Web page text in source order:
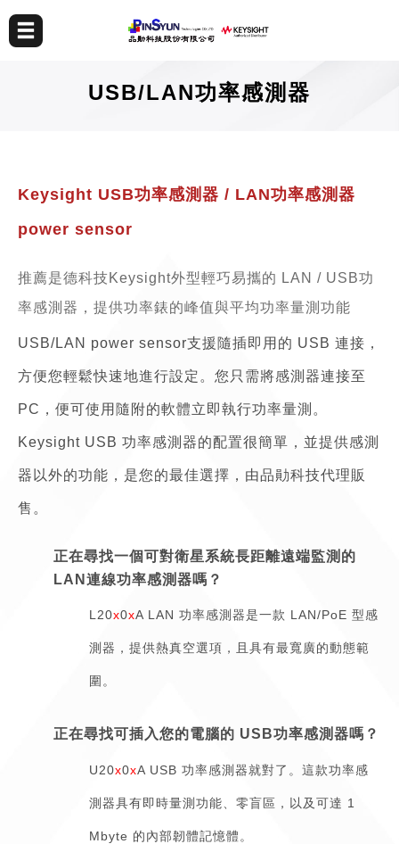
USB/LAN功率感測器
Keysight USB功率感測器 / LAN功率感測器
power sensor
推薦是德科技Keysight外型輕巧易攜的 LAN / USB功
率感測器，提供功率錶的峰值與平均功率量測功能
USB/LAN power sensor支援隨插即用的 USB 連接，
方便您輕鬆快速地進行設定。您只需將感測器連接至
PC，便可使用隨附的軟體立即執行功率量測。
Keysight USB 功率感測器的配置很簡單，並提供感測
器以外的功能，是您的最佳選擇，由品勛科技代理販
售。
正在尋找一個可對衛星系統長距離遠端監測的
LAN連線功率感測器嗎？
L20x0xA LAN 功率感測器是一款 LAN/PoE 型感
測器，提供熱真空選項，且具有最寬廣的動態範
圍。
正在尋找可插入您的電腦的 USB功率感測器嗎？
U20x0xA USB 功率感測器就對了。這款功率感
測器具有即時量測功能、零盲區，以及可達 1
Mbyte 的內部韌體記憶體。